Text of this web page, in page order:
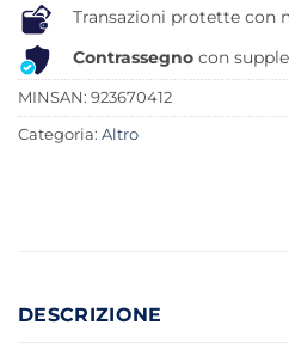
Transazioni protette con
Contrassegno con
MINSAN: 923670412
Categoria: Altro
DESCRIZIONE